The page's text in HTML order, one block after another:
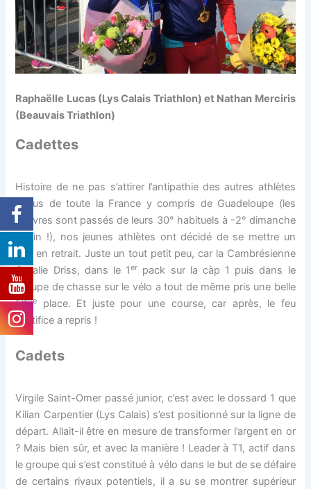
Raphaëlle Lucas (Lys Calais Triathlon) et Nathan Merciris
(Beauvais Triathlon)
Cadettes
Histoire de ne pas s’attirer l’antipathie des autres athlètes
venus de toute la France y compris de Guadeloupe (les
pauvres sont passés de leurs 30° habituels à -2° dimanche
matin !), nos jeunes athlètes ont décidé de se mettre un
peu en retrait. Juste un tout petit peu, car la Cambrésienne
Coralie Driss, dans le 1er pack sur la càp 1 puis dans le
groupe de chasse sur le vélo a tout de même pris une belle
5ème
place. Et juste pour une course, car après, le feu
d’artifice a repris !
Cadets
Virgile Saint-Omer passé junior, c’est avec le dossard 1 que
Kilian Carpentier (Lys Calais) s’est positionné sur la ligne de
départ. Allait-il être en mesure de transformer l’argent en or
? Mais bien sûr, et avec la manière ! Leader à T1, actif dans
le groupe qui s’est constitué à vélo dans le but de se défaire
de certains rivaux potentiels, il a su se montrer supérieur